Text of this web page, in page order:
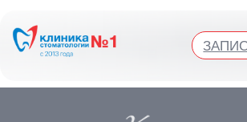
ЗАПИСАТЬСЯ
ЗАПИСАТЬСЯ